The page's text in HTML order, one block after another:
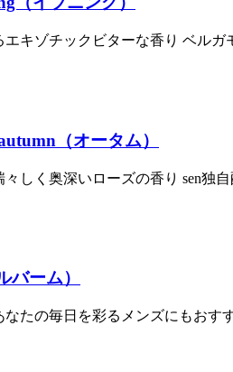
キゾチックビターな香り ベルガ
（オータム）
しく奥深いローズの香り sen独
バーム）
たの毎日を彩るメンズにもおす